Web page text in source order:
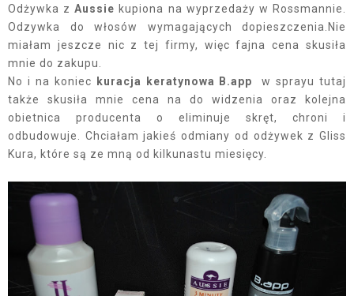
Odżywka z Aussie kupiona na wyprzedaży w Rossmannie.
Odzywka do włosów wymagających dopieszczenia.Nie
miałam jeszcze nic z tej firmy, więc fajna cena skusiła
mnie do zakupu.
No i na koniec kuracja keratynowa B.app
w sprayu tutaj
także skusiła mnie cena na do widzenia oraz kolejna
obietnica producenta o eliminuje skręt, chroni i
odbudowuje. Chciałam jakieś odmiany od odżywek z Gliss
Kura, które są ze mną od kilkunastu miesięcy.